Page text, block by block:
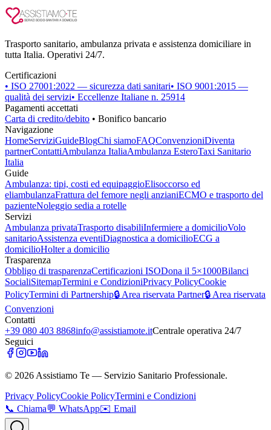
Trasporto sanitario, ambulanza privata e assistenza domiciliare in
tutta Italia. Operativi 24/7.
Certificazioni
• ISO 27001:2022 — sicurezza dati sanitari• ISO 9001:2015 —
qualità dei servizi• Eccellenze Italiane n. 25914
Pagamenti accettati
Carta di credito/debito • Bonifico bancario
Navigazione
HomeServiziGuideBlogChi siamoFAQConvenzioniDiventa
partnerContattiAmbulanza ItaliaAmbulanza EsteroTaxi Sanitario
Italia
Guide
Ambulanza: tipi, costi ed equipaggioElisoccorso ed
eliambulanzaFrattura del femore negli anzianiECMO e trasporto del
pazienteNoleggio sedia a rotelle
Servizi
Ambulanza privataTrasporto disabiliInfermiere a domicilioVolo
sanitarioAssistenza eventiDiagnostica a domicilioECG a
domicilioHolter a domicilio
Trasparenza
Obbligo di trasparenzaCertificazioni ISODona il 5×1000Bilanci
SocialiSitemapTermini e CondizioniPrivacy PolicyCookie
PolicyTermini di Partnership🔒 Area riservata Partner🔒 Area riservata
Convenzioni
Contatti
+39 080 403 8868info@assistiamote.itCentrale operativa 24/7
Seguici
© 2026 Assistiamo Te — Servizio Sanitario Professionale.
Privacy PolicyCookie PolicyTermini e Condizioni
📞 Chiama💬 WhatsApp✉️ Email